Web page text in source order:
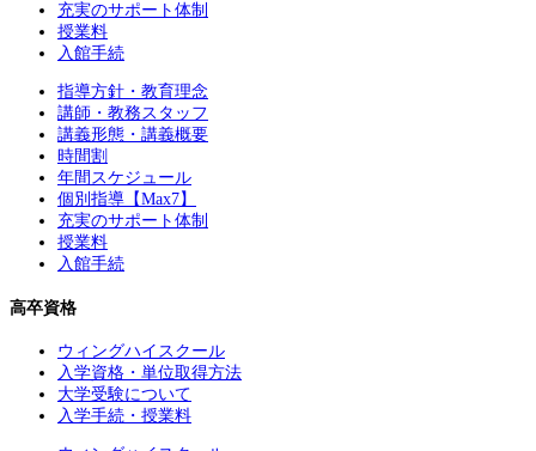
充実のサポート体制
授業料
入館手続
指導方針・教育理念
講師・教務スタッフ
講義形態・講義概要
時間割
年間スケジュール
個別指導【Max7】
充実のサポート体制
授業料
入館手続
高卒資格
ウィングハイスクール
入学資格・単位取得方法
大学受験について
入学手続・授業料